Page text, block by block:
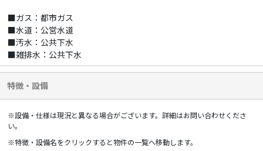
■ガス：都市ガス
■水道：公営水道
■汚水：公共下水
■雑排水：公共下水
特徴・設備
※設備・仕様は現況と異なる場合がございます。詳細はお問い合わせくださ
い。
※特徴・設備名をクリックすると物件の一覧へ移動します。